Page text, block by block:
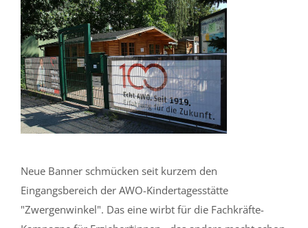
Neue Banner schmücken seit kurzem den
Eingangsbereich der AWO-Kindertagesstätte
"Zwergenwinkel". Das eine wirbt für die Fachkräfte-